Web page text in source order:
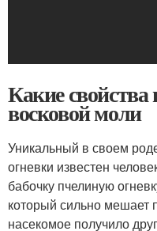
Какие свойства
восковой моли
Уникальный в своем
огневки известен
бабочку пчелиную
который сильно мешает
насекомое получило